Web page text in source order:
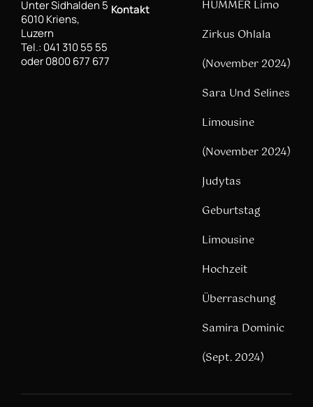
Unter Sidhalden 5
6010 Kriens,
Luzern
Tel.: 041 310 55 55
oder 0800 677 677
Kontakt
HUMMER Limo
Zirkus Ohlala
(November 2024)
Sara Und Selines
Limousine
(November 2024)
Judytas
Geburtstag
Limousine
Hochzeit
Überraschung
Samira Dominic
(Sept. 2024)